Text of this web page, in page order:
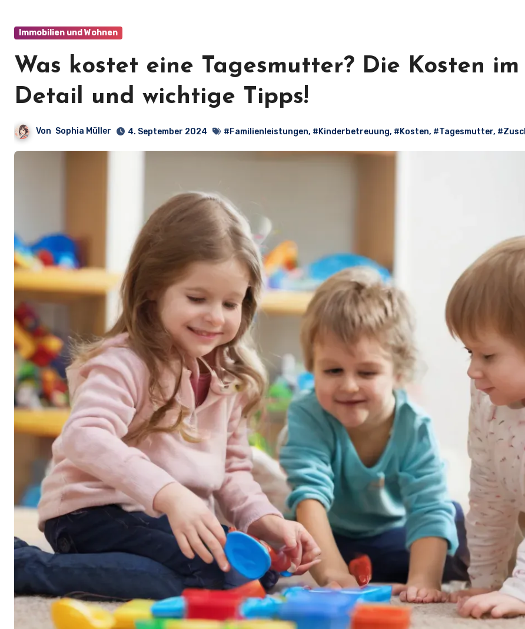
Immobilien und Wohnen
Was kostet eine Tagesmutter? Die Kosten im
Detail und wichtige Tipps!
Von Sophia Müller 4. September 2024 #Familienleistungen, #Kinderbetreuung, #Kosten, #Tagesmutter,